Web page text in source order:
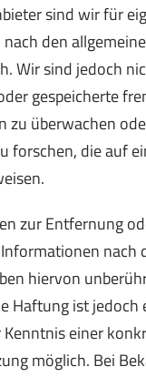
sind wir für
den
Wir sind jedoch
gespeicherte
zu überwachen
forschen, die auf
zur Entfernung
nach
hiervon
Haftung ist jedoch
einer
möglich. Bei